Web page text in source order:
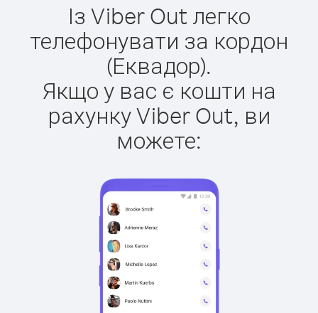
Із Viber Out легко
телефонувати за кордон
(Еквадор).
Якщо у вас є кошти на
рахунку Viber Out, ви
можете: